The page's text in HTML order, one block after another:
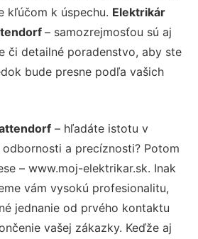
kľúčom k úspechu. Elektrikár
– samozrejmosťou sú aj
či detailné poradenstvo, aby ste
bude presne podľa vašich
– hľadáte istotu v
a precíznosti? Potom
– www.moj-elektrikar.sk. Inak
vám vysokú profesionalitu,
jednanie od prvého kontaktu
vašej zákazky. Keďže aj